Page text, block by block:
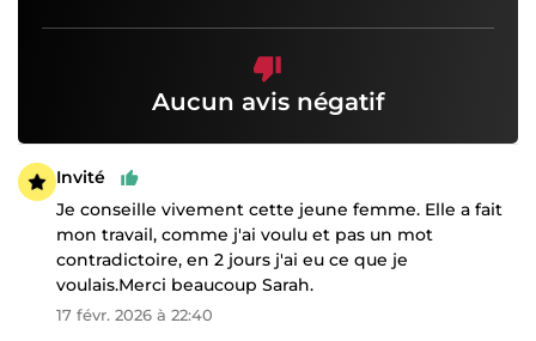
Aucun avis négatif
Invité
Je conseille vivement cette jeune femme. Elle a fait
mon travail, comme j'ai voulu et pas un mot
contradictoire, en 2 jours j'ai eu ce que je
voulais.Merci beaucoup Sarah.
17 févr. 2026 à 22:40